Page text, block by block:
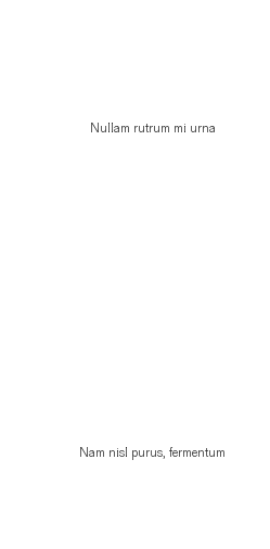
Nullam rutrum mi urna
Nam nisl purus, fermentum